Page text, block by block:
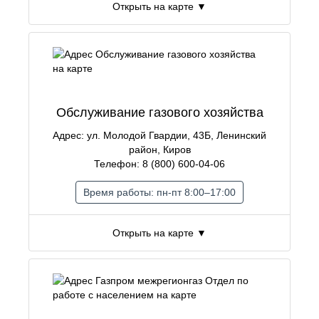
Открыть на карте ▼
Открыть на карте ▼
Обслуживание газового хозяйства
Адрес: ул. Молодой Гвардии, 43Б, Ленинский
район, Киров
Телефон: 8 (800) 600-04-06
Время работы: пн-пт 8:00–17:00